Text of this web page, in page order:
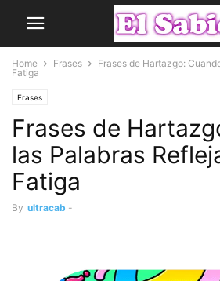
Home Frases
Frases de Hartazgo:
Fatiga
Frases
Frases de
las Palabras
Fatiga
By ultracab -